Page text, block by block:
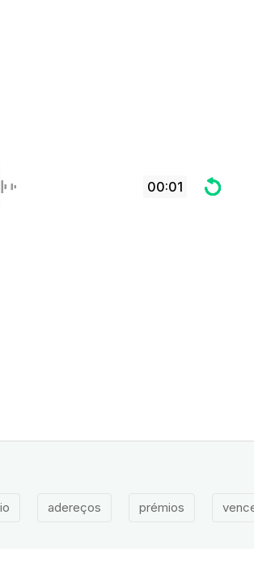
00:01
adereços prémios